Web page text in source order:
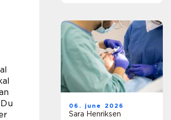
06. june 2026
Sara Henriksen